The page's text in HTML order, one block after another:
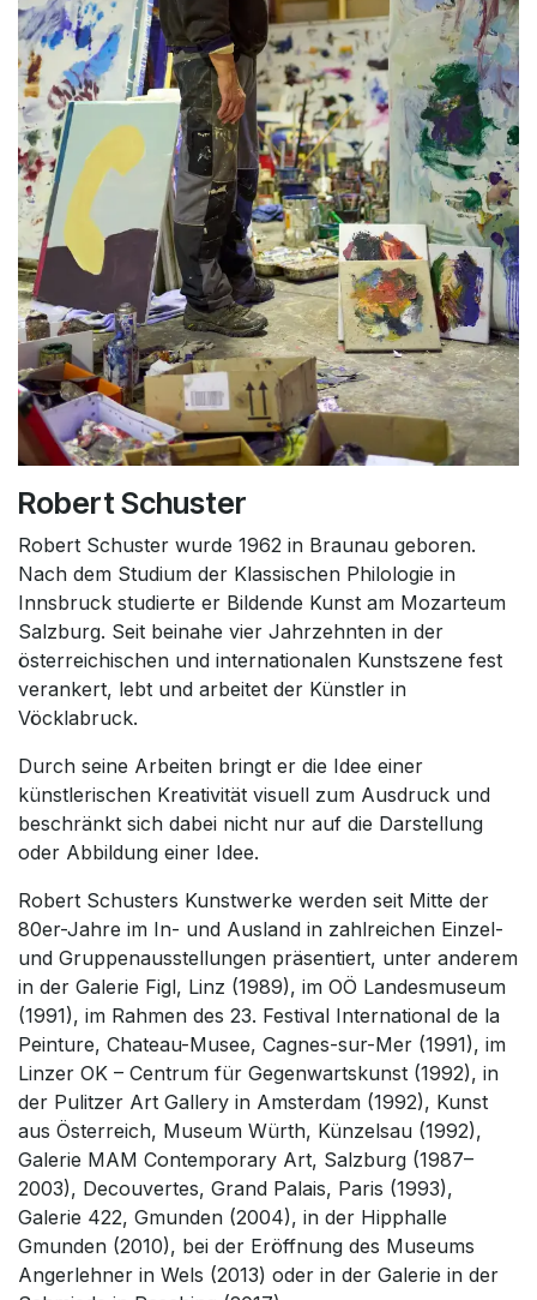
Robert Schuster
Robert Schuster wurde 1962 in Braunau geboren.
Nach dem Studium der Klassischen Philologie in
Innsbruck studierte er Bildende Kunst am Mozarteum
Salzburg. Seit beinahe vier Jahrzehnten in der
österreichischen und internationalen Kunstszene fest
verankert, lebt und arbeitet der Künstler in
Vöcklabruck.
Durch seine Arbeiten bringt er die Idee einer
künstlerischen Kreativität visuell zum Ausdruck und
beschränkt sich dabei nicht nur auf die Darstellung
oder Abbildung einer Idee.
Robert Schusters Kunstwerke werden seit Mitte der
80er-Jahre im In- und Ausland in zahlreichen Einzel-
und Gruppenausstellungen präsentiert, unter anderem
in der Galerie Figl, Linz (1989), im OÖ Landesmuseum
(1991), im Rahmen des 23. Festival International de la
Peinture, Chateau-Musee, Cagnes-sur-Mer (1991), im
Linzer OK – Centrum für Gegenwartskunst (1992), in
der Pulitzer Art Gallery in Amsterdam (1992), Kunst
aus Österreich, Museum Würth, Künzelsau (1992),
Galerie MAM Contemporary Art, Salzburg (1987–
2003), Decouvertes, Grand Palais, Paris (1993),
Galerie 422, Gmunden (2004), in der Hipphalle
Gmunden (2010), bei der Eröffnung des Museums
Angerlehner in Wels (2013) oder in der Galerie in der